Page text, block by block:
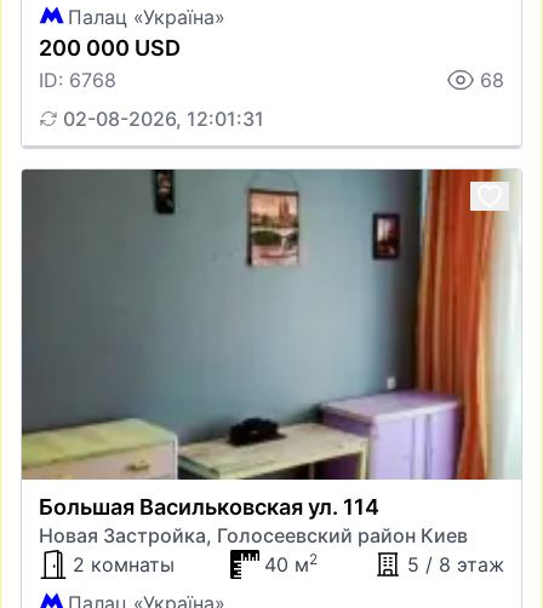
Палац «Україна»
200 000 USD
ID: 6768
68
02-08-2026, 12:01:31
Большая Васильковская ул. 114
Новая Застройка, Голосеевский район Киев
2 комнаты
40 м2
5 / 8 этаж
Палац «Україна»